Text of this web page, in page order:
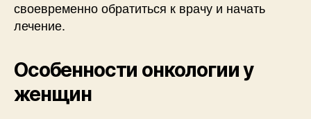
своевременно обратиться к врачу и начать
лечение.
Особенности онкологии у
женщин